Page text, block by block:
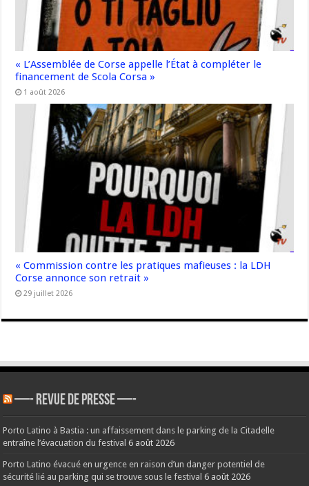
« L’Assemblée de Corse appelle l’État à compléter le
financement de Scola Corsa »
1 août 2026
« Commission contre les pratiques mafieuses : la LDH
Corse annonce son retrait »
29 juillet 2026
—- REVUE DE PRESSE —-
Porto Latino à Bastia : un affaissement dans le parking de la Citadelle
entraîne l’évacuation du festival 6 août 2026
Porto Latino évacué en urgence en raison d’un danger potentiel de
sécurité lié au parking qui se trouve sous le festival 6 août 2026